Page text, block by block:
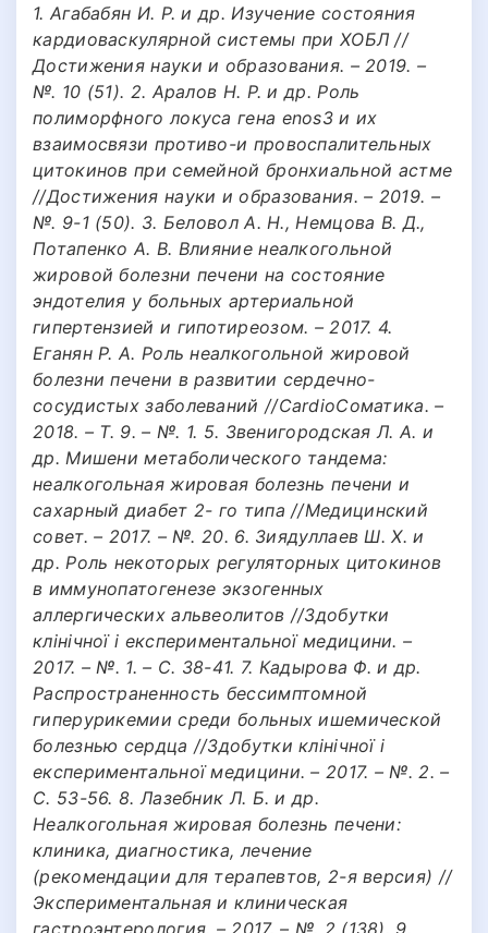
1. Агабабян И. Р. и др. Изучение состояния
кардиоваскулярной системы при ХОБЛ //
Достижения науки и образования. – 2019. –
№. 10 (51). 2. Аралов Н. Р. и др. Роль
полиморфного локуса гена еnos3 и их
взаимосвязи противо-и провоспалительных
цитокинов при семейной бронхиальной астме
//Достижения науки и образования. – 2019. –
№. 9-1 (50). 3. Беловол А. Н., Немцова В. Д.,
Потапенко А. В. Влияние неалкогольной
жировой болезни печени на состояние
эндотелия у больных артериальной
гипертензией и гипотиреозом. – 2017. 4.
Еганян Р. А. Роль неалкогольной жировой
болезни печени в развитии сердечно-
сосудистых заболеваний //CardioСоматика. –
2018. – Т. 9. – №. 1. 5. Звенигородская Л. А. и
др. Мишени метаболического тандема:
неалкогольная жировая болезнь печени и
сахарный диабет 2- го типа //Медицинский
совет. – 2017. – №. 20. 6. Зиядуллаев Ш. Х. и
др. Роль некоторых регуляторных цитокинов
в иммунопатогенезе экзогенных
аллергических альвеолитов //Здобутки
клінічної i експериментальної медицини. –
2017. – №. 1. – С. 38-41. 7. Кадырова Ф. и др.
Распространенность бессимптомной
гиперурикемии среди больных ишемической
болезнью сердца //Здобутки клінічної i
експериментальної медицини. – 2017. – №. 2. –
С. 53-56. 8. Лазебник Л. Б. и др.
Неалкогольная жировая болезнь печени:
клиника, диагностика, лечение
(рекомендации для терапевтов, 2-я версия) //
Экспериментальная и клиническая
гастроэнтерология. – 2017. – №. 2 (138). 9.